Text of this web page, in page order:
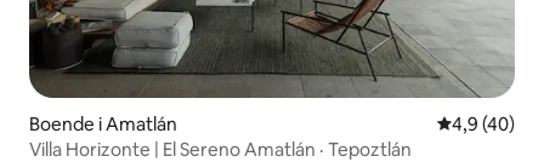
Boende i Amatlán 4,9 av 5 i
4,9 (40)
Villa Horizonte | El Sereno Amatlán · Tepoztlán